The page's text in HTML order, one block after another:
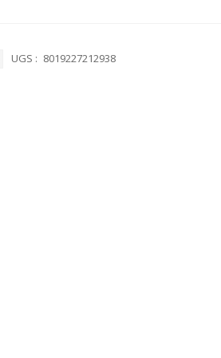
UGS : 8019227212938